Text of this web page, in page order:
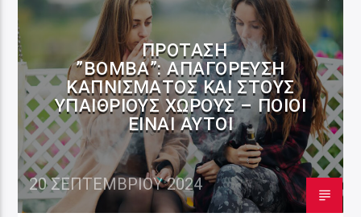
ΠΡΌΤΑΣΗ
”ΒΌΜΒΑ”: ΑΠΑΓΌΡΕΥΣΗ
ΚΑΠΝΊΣΜΑΤΟΣ ΚΑΙ ΣΤΟΥΣ
ΥΠΑΊΘΡΙΟΥΣ ΧΏΡΟΥΣ – ΠΟΙΟΙ
ΕΊΝΑΙ ΑΥΤΟΊ
20 ΣΕΠΤΕΜΒΡΊΟΥ 2024